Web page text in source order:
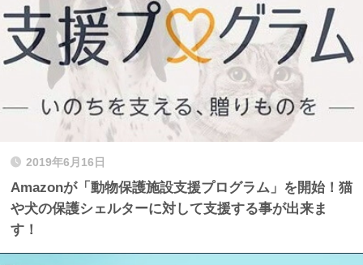
2019年6月16日
Amazonが「動物保護施設支援プログラム」を開始！猫
や犬の保護シェルターに対して支援する事が出来ま
す！